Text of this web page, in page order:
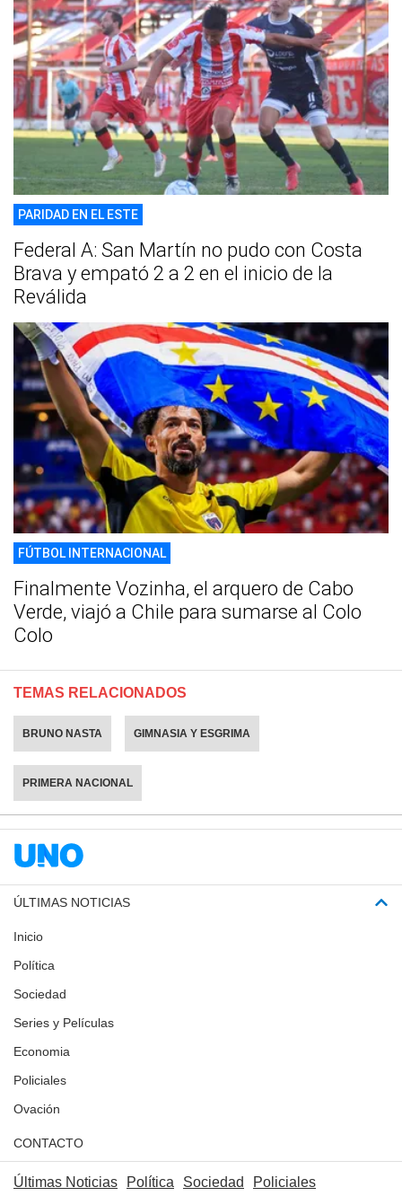
PARIDAD EN EL ESTE
Federal A: San Martín no pudo con Costa
Brava y empató 2 a 2 en el inicio de la
Reválida
FÚTBOL INTERNACIONAL
Finalmente Vozinha, el arquero de Cabo
Verde, viajó a Chile para sumarse al Colo
Colo
TEMAS RELACIONADOS
BRUNO NASTA GIMNASIA Y ESGRIMA
PRIMERA NACIONAL
ÚLTIMAS NOTICIAS
Inicio
Política
Sociedad
Series y Películas
Economia
Policiales
Ovación
CONTACTO
Últimas Noticias Política Sociedad Policiales